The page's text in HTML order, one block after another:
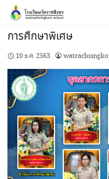
Skip
content
การศึกษาพิเศษ
10 ธ.ค. 2563